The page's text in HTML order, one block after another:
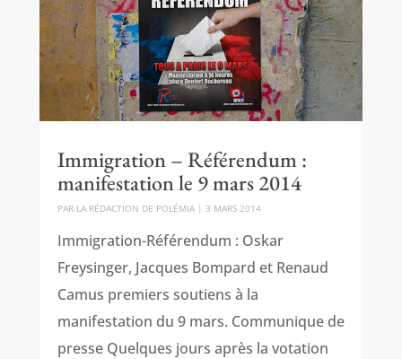
Immigration – Référendum :
manifestation le 9 mars 2014
PAR LA RÉDACTION DE POLÉMIA| 3 MARS 2014
Immigration-Référendum : Oskar
Freysinger, Jacques Bompard et Renaud
Camus premiers soutiens à la
manifestation du 9 mars. Communique de
presse Quelques jours après la votation